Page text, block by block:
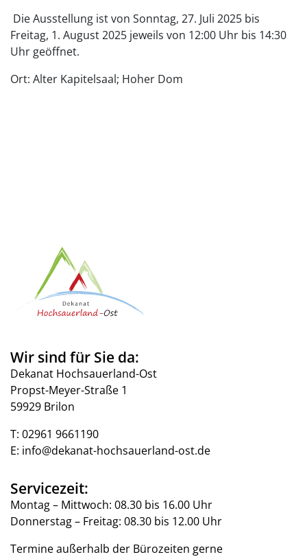
Die Ausstellung ist von Sonntag, 27. Juli 2025 bis
Freitag, 1. August 2025 jeweils von 12:00 Uhr bis 14:30
Uhr geöffnet.
Ort: Alter Kapitelsaal; Hoher Dom
Wir sind für Sie da:
Dekanat Hochsauerland-Ost
Propst-Meyer-Straße 1
59929 Brilon
T: 02961 9661190
E: info@dekanat-hochsauerland-ost.de
Servicezeit:
Montag – Mittwoch: 08.30 bis 16.00 Uhr
Donnerstag – Freitag: 08.30 bis 12.00 Uhr
Termine außerhalb der Bürozeiten gerne